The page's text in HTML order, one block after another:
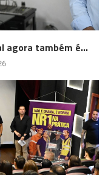
agora também é...